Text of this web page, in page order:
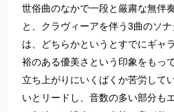
世俗曲のなかで一段と厳粛な無伴
と、クラヴィーアを伴う3曲のソ
は、どちらかというとすでにギャ
裕のある優美さという印象をもっ
立ち上がりにいくばくか苦労して
いとリードし、音数の多い部分も